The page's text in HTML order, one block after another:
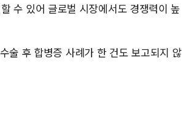
수 있어 글로벌 시장에서도 경쟁력이 높
술 후 합병증 사례가 한 건도 보고되지 않